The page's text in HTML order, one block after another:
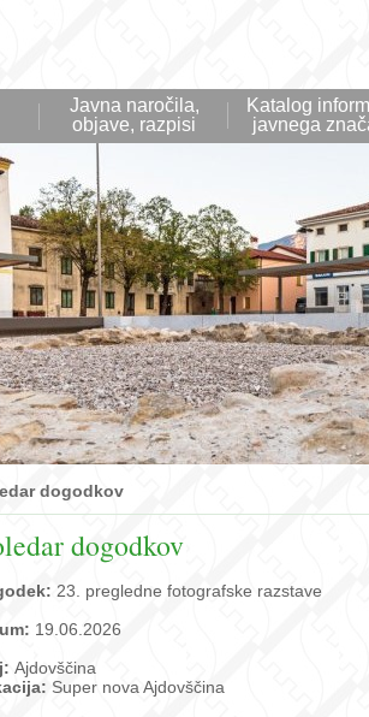
Javna naročila,
objave, razpisi
Katalog
javnega
dogodkov
dogodkov
23. pregledne fotografske razstave
19.06.2026
Ajdovščina
Super nova Ajdovščina